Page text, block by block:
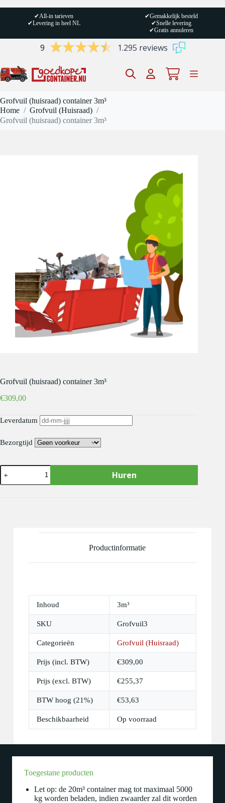
✔All-in tarieven
✔Levering in heel NL
✔Gemakkelijk besteld
✔Snelle levering
✔Gratis annuleren
9 1.295 reviews
Winkelwagen
Grofvuil (huisraad) container 3m³
Home / Grofvuil (Huisraad) /
Grofvuil (huisraad) container 3m³
Grofvuil (huisraad) container 3m³
€309,00
Leverdatum
Bezorgtijd
Grofvuil
(huisraad)
container
Huren
Productinformatie
Inhoud 3m³
SKU Grofvuil3
Categorieën Grofvuil (Huisraad)
Prijs (incl. BTW) €309,00
Prijs (excl. BTW) €255,37
BTW hoog (21%) €53,63
Beschikbaarheid Op voorraad
Toegestane producten
Let op: de 20m³ container mag tot maximaal 5000
kg worden beladen, indien zwaarder zal dit worden